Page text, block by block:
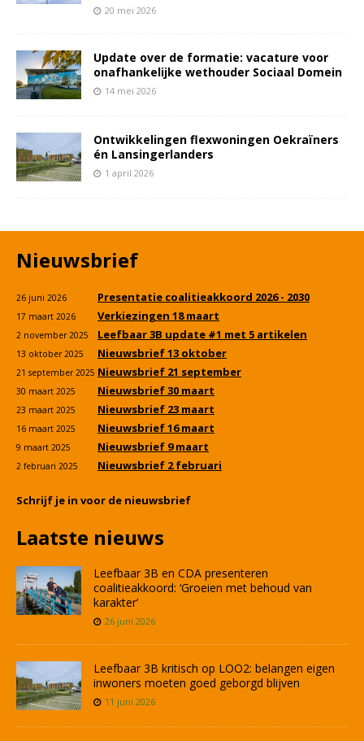
20 mei 2026
Update over de formatie: vacature voor
onafhankelijke wethouder Sociaal Domein
14 mei 2026
Ontwikkelingen flexwoningen Oekraïners
én Lansingerlanders
1 april 2026
Nieuwsbrief
26 juni 2026 Presentatie coalitieakkoord 2026 - 2030
17 maart 2026 Verkiezingen 18 maart
2 november 2025 Leefbaar 3B update #1 met 5 artikelen
13 oktober 2025 Nieuwsbrief 13 oktober
21 september 2025 Nieuwsbrief 21 september
30 maart 2025 Nieuwsbrief 30 maart
23 maart 2025 Nieuwsbrief 23 maart
16 maart 2025 Nieuwsbrief 16 maart
9 maart 2025 Nieuwsbrief 9 maart
2 februari 2025 Nieuwsbrief 2 februari
Schrijf je in voor de nieuwsbrief
Laatste nieuws
Leefbaar 3B en CDA presenteren
coalitieakkoord: ‘Groeien met behoud van
karakter’
26 juni 2026
Leefbaar 3B kritisch op LOO2: belangen eigen
inwoners moeten goed geborgd blijven
11 juni 2026